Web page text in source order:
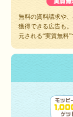
無料の資料請求や
獲得できる広告も
元される“実質無料